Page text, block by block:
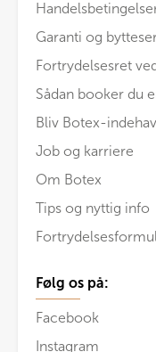
Garanti og
Fortrydelsesret
Sådan booker du
Bliv Botex-
Job og karriere
Om Botex
Tips og nyttig info
Følg os på:
Facebook
Instagram